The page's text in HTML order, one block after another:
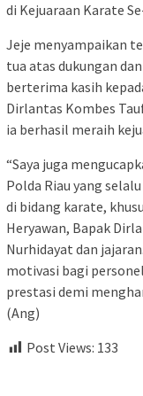
di Kejuaraan Karate
Jeje menyampaikan
tua atas dukungan
berterima kasih
Dirlantas Kombes
ia berhasil meraih
“Saya juga
Polda Riau yang
di bidang karate,
Heryawan, Bapak
Nurhidayat dan
motivasi bagi
prestasi demi
(Ang)
Post Views: 133